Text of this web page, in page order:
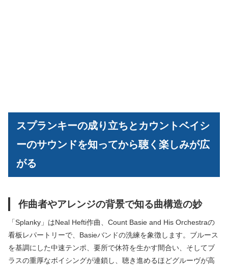
スプランキーの成り立ちとカウントベイシ
ーのサウンドを知ってから聴く楽しみが広
がる
作曲者やアレンジの背景で知る曲構造の妙
「Splanky」はNeal Hefti作曲、Count Basie and His Orchestraの
看板レパートリーで、Basieバンドの洗練を象徴します。ブルース
を基調にした中速テンポ、要所で休符を生かす間合い、そしてブ
ラスの重厚なボイシングが連鎖し、聴き進めるほどグルーヴが高